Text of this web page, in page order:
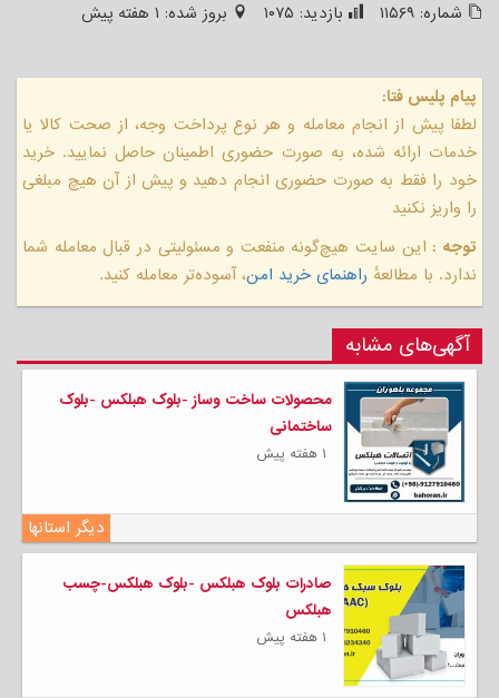
شماره: ۱۱۵۶۹ بازدید: ۱۰۷۵ بروز شده: ۱ هفته پیش
پیام پلیس فتا:
لطفا پیش از انجام معامله و هر نوع پرداخت وجه، از صحت کالا یا
خدمات ارائه شده، به صورت حضوری اطمینان حاصل نمایید. خرید
خود را فقط به صورت حضوری انجام دهید و پیش از آن هیچ مبلغی
را واریز نکنید
توجه : این سایت هیچ‌گونه منفعت و مسئولیتی در قبال معامله شما
ندارد. با مطالعهٔ راهنمای خرید امن، آسوده‌تر معامله کنید.
آگهی‌های مشابه
محصولات ساخت وساز -بلوک هبلکس -بلوک
ساختمانی
۱ هفته پیش
دیگر استانها
صادرات بلوک هبلکس -بلوک هبلکس-چسب
هبلکس
۱ هفته پیش